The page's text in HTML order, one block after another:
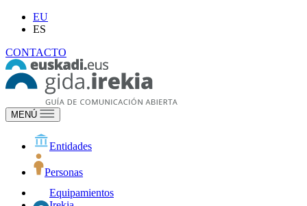
EU
ES
CONTACTO
MENÚ
Entidades
Personas
Equipamientos